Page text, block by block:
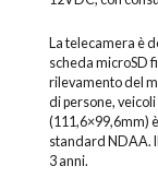
La telecamera è
scheda microSD
rilevamento del
di persone,
(111,6×99,6mm)
standard NDAA.
3 anni.